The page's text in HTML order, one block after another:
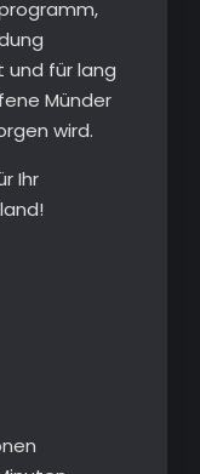
und für lang
Münder
wird.
Ihr